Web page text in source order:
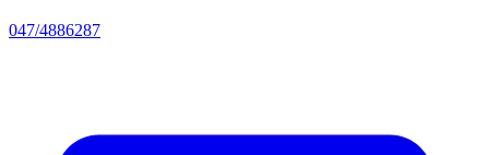
047/4886287